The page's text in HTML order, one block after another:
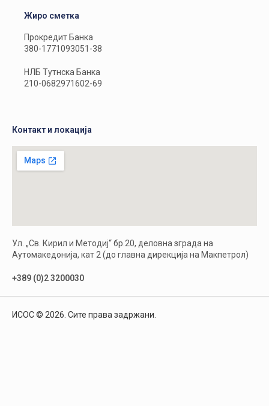
Жиро сметка
Прокредит Банка
380-1771093051-38
НЛБ Тутнска Банка
210-0682971602-69
Контакт и локација
Ул. „Св. Кирил и Методиј“ бр.20, деловна зграда на
Аутомакедонија, кат 2 (до главна дирекција на Макпетрол)
+389 (0)2 3200030
ИСОС © 2026. Сите права задржани.